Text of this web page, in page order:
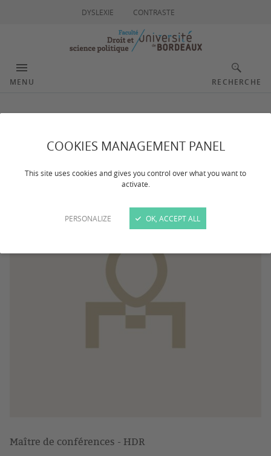
COOKIES MANAGEMENT PANEL
This site uses cookies and gives you control over what you want to
activate.
PERSONALIZE OK, ACCEPT ALL
DYSLEXIE CONTRASTE
MENU RECHERCHE
Maître de conférences - HDR